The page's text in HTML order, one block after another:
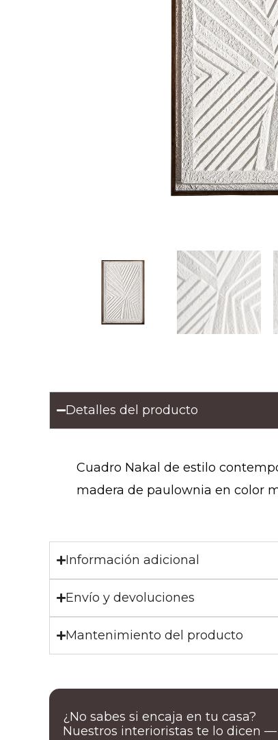
Detalles del producto
Cuadro Nakal de estilo
madera de paulownia en color
Información adicional
Envío y devoluciones
Mantenimiento del producto
¿No sabes si encaja en tu casa?
Nuestros interioristas te lo dicen